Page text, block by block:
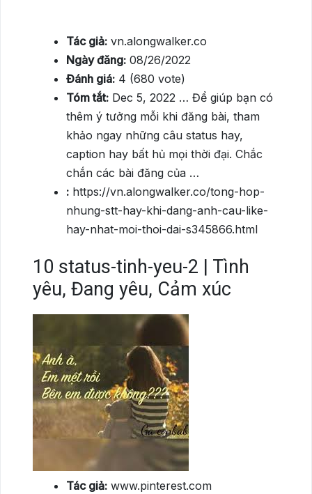
Tác giả: vn.alongwalker.co
Ngày đăng: 08/26/2022
Đánh giá: 4 (680 vote)
Tóm tắt: Dec 5, 2022 … Để giúp bạn có
thêm ý tưởng mỗi khi đăng bài, tham
khảo ngay những câu status hay,
caption hay bất hủ mọi thời đại. Chắc
chắn các bài đăng của …
: https://vn.alongwalker.co/tong-hop-
nhung-stt-hay-khi-dang-anh-cau-like-
hay-nhat-moi-thoi-dai-s345866.html
10 status-tinh-yeu-2 | Tình
yêu, Đang yêu, Cảm xúc
Tác giả: www.pinterest.com